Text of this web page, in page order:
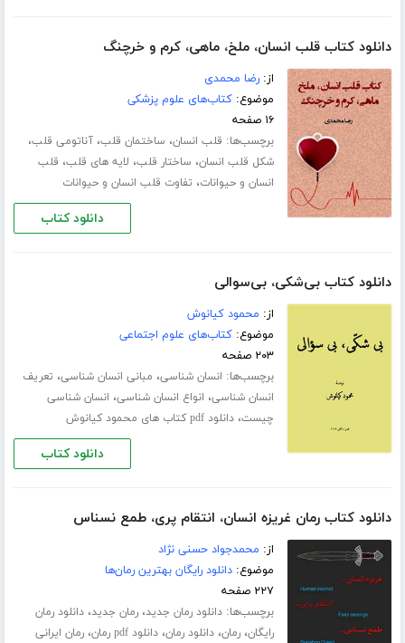
دانلود کتاب قلب انسان، ملخ، ماهی، کرم و خرچنگ
از:رضا محمدی
موضوع:کتاب‌های علوم پزشکی
۱۶ صفحه
برچسب‌ها: قلب انسان، ساختمان قلب،آناتومی قلب،
شکل قلب انسان، ساختار قلب، لایه های قلب، قلب
انسان و حیوانات، تفاوت قلب انسان و حیوانات
دانلود کتاب
دانلود کتاب بی‌شکی، بی‌سوالی
از: محمود کیانوش
موضوع:کتاب‌های علوم اجتماعی
۲۰۳ صفحه
برچسب‌ها: انسان شناسی، مبانی انسان شناسی، تعریف
انسان شناسی، انواع انسان شناسی، انسان شناسی
چیست،دانلود pdf کتاب های محمود کیانوش
دانلود کتاب
دانلود کتاب رمان غریزه انسان، انتقام پری، طمع نسناس
از: محمدجواد حسنی نژاد
موضوع:دانلود رایگان بهترین رمان‌ها
۲۲۷ صفحه
برچسب‌ها:دانلود رمان جدید،رمان جدید،دانلود رمان
رایگان،رمان،دانلود رمان،دانلود pdf رمان ،رمان ایرانی